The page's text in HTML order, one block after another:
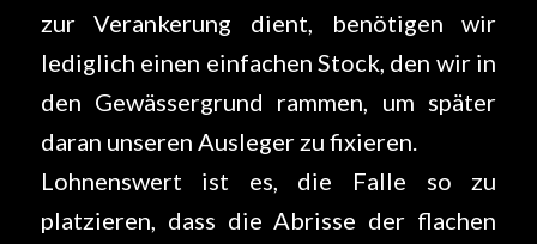
zur Verankerung dient, benötigen wir
lediglich einen einfachen Stock, den wir in
den Gewässergrund rammen, um später
daran unseren Ausleger zu fixieren.
Lohnenswert ist es, die Falle so zu
platzieren, dass die Abrisse der flachen